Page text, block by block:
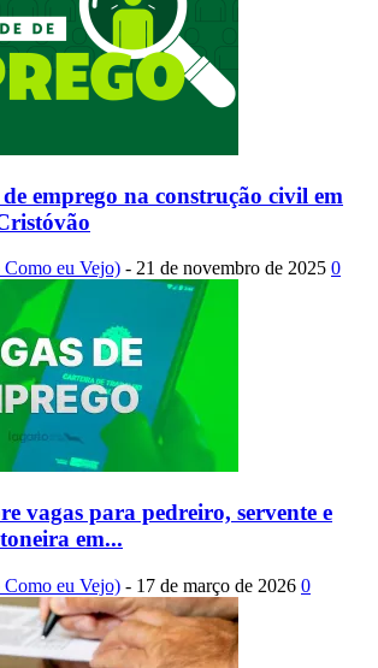
emprego na construção civil em
Como eu Vejo) - 21 de novembro de 2025 0
vagas para pedreiro, servente e
em...
Como eu Vejo) - 17 de março de 2026 0